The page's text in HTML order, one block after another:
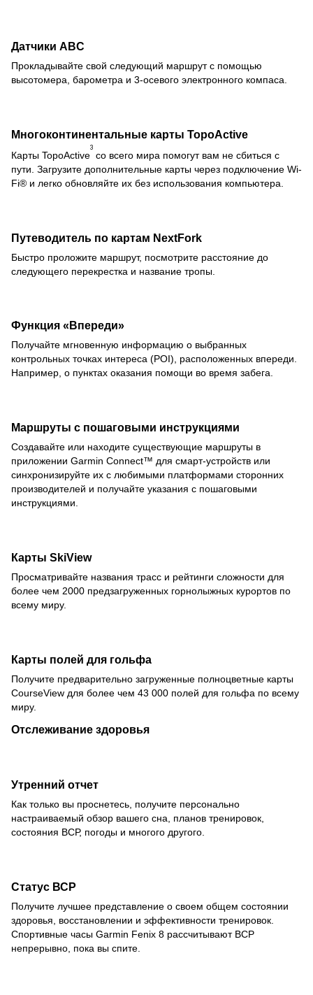
Датчики ABC
Прокладывайте свой следующий маршрут с помощью
высотомера, барометра и 3-осевого электронного компаса.
Многоконтинентальные карты TopoActive
Карты TopoActive
3
со всего мира помогут вам не сбиться с
пути. Загрузите дополнительные карты через подключение Wi-
Fi® и легко обновляйте их без использования компьютера.
Путеводитель по картам NextFork
Быстро проложите маршрут, посмотрите расстояние до
следующего перекрестка и название тропы.
Функция «Впереди»
Получайте мгновенную информацию о выбранных
контрольных точках интереса (POI), расположенных впереди.
Например, о пунктах оказания помощи во время забега.
Маршруты с пошаговыми инструкциями
Создавайте или находите существующие маршруты в
приложении Garmin Connect™ для смарт-устройств или
синхронизируйте их с любимыми платформами сторонних
производителей и получайте указания с пошаговыми
инструкциями.
Карты SkiView
Просматривайте названия трасс и рейтинги сложности для
более чем 2000 предзагруженных горнолыжных курортов по
всему миру.
Карты полей для гольфа
Получите предварительно загруженные полноцветные карты
CourseView для более чем 43 000 полей для гольфа по всему
миру.
Отслеживание здоровья
Утренний отчет
Как только вы проснетесь, получите персонально
настраиваемый обзор вашего сна, планов тренировок,
состояния ВСР, погоды и многого другого.
Статус ВСР
Получите лучшее представление о своем общем состоянии
здоровья, восстановлении и эффективности тренировок.
Спортивные часы Garmin Fenix 8 рассчитывают ВСР
непрерывно, пока вы спите.